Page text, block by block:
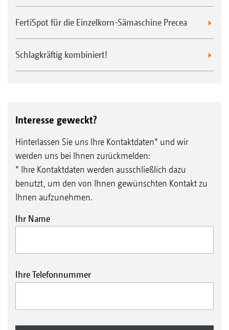
FertiSpot für die Einzelkorn-Sämaschine Precea
Schlagkräftig kombiniert!
Interesse geweckt?
Hinterlassen Sie uns Ihre Kontaktdaten* und wir
werden uns bei Ihnen zurückmelden:
* Ihre Kontaktdaten werden ausschließlich dazu
benutzt, um den von Ihnen gewünschten Kontakt zu
Ihnen aufzunehmen.
Ihr Name
Ihre Telefonnummer